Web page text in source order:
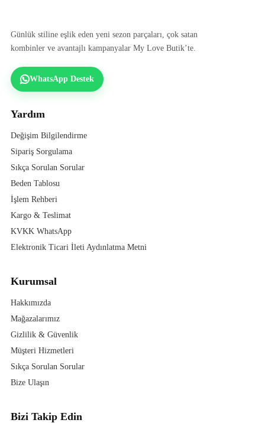
Günlük stiline eşlik eden yeni sezon parçaları, çok satan
kombinler ve avantajlı kampanyalar My Love Butik’te.
WhatsApp Destek
Yardım
Değişim Bilgilendirme
Sipariş Sorgulama
Sıkça Sorulan Sorular
Beden Tablosu
İşlem Rehberi
Kargo & Teslimat
KVKK WhatsApp
Elektronik Ticari İleti Aydınlatma Metni
Kurumsal
Hakkımızda
Mağazalarımız
Gizlilik & Güvenlik
Müşteri Hizmetleri
Sıkça Sorulan Sorular
Bize Ulaşın
Bizi Takip Edin